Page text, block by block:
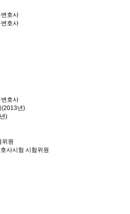
호사
호사
호사
(2013년)
)
원
사시험 시험위원